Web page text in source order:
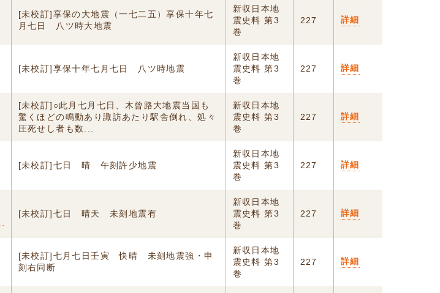
[未校訂]享保の大地震（一七二五）享保十年七
月七日 八ツ時大地震
新収日本地
震史料 第3
巻
227 詳細
[未校訂]享保十年七月七日 八ツ時地震
新収日本地
震史料 第3
巻
227 詳細
[未校訂]○此月七月七日、木曾路大地震当国も
驚くほどの鳴動あり諏訪あたり駅舎倒れ、処々
圧死せし者も数...
新収日本地
震史料 第3
巻
227 詳細
[未校訂]七日 晴 午刻許少地震
新収日本地
震史料 第3
巻
227 詳細
[未校訂]七日 晴天 未刻地震有
新収日本地
震史料 第3
巻
227 詳細
[未校訂]七月七日壬寅 快晴 未刻地震強・申
刻右同断
新収日本地
震史料 第3
巻
227 詳細